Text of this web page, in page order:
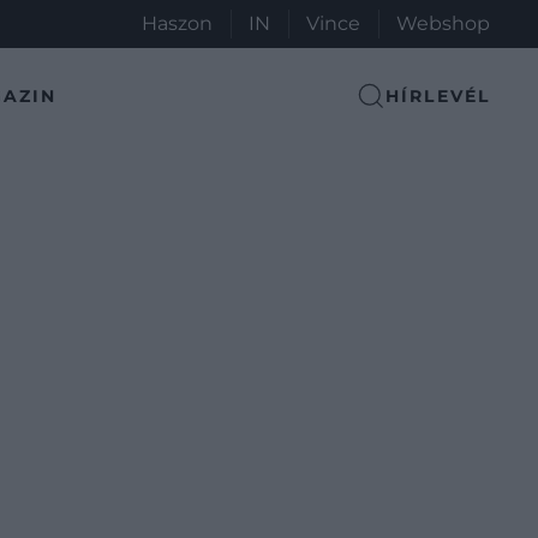
Haszon IN Vince Webshop
HÍRLEVÉL